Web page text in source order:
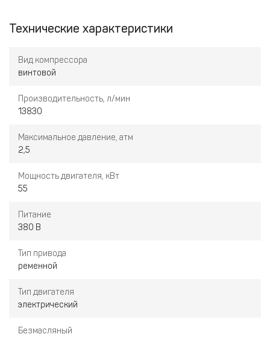
Технические характеристики
Вид компрессора
винтовой
Производительность, л/мин
13830
Максимальное давление, атм
2,5
Мощность двигателя, кВт
55
Питание
380 В
Тип привода
ременной
Тип двигателя
электрический
Безмасляный